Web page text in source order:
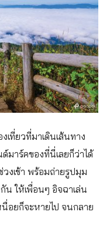
ที่ยวที่มาเดินเส้นทาง
มาร์คของที่นี่เลยก็ว่าได้
งเช้า พร้อมถ่ายรูปมุม
น ให้เพื่อนๆ อิจฉาเล่น
นื่อยก็จะหายไป จนกลาย